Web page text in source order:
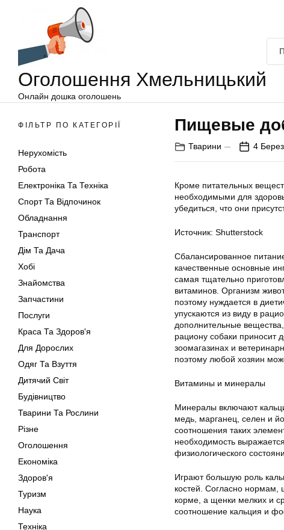
Оголошення Хмельницький
Онлайн дошка оголошень
ФІЛЬТР ПО КАТЕГОРІЇ
Нерухомість
Робота
Електроніка Та Техніка
Спорт Та Відпочинок
Обладнання
Транспорт
Дім Та Дача
Хобі
Знайомства
Запчастини
Послуги
Краса Та Здоров'я
Для Дорослих
Одяг Та Взуття
Дитячий Світ
Будівництво
Тварини Та Рослини
Різне
Оголошення
Економіка
Здоров'я
Туризм
Наука
Техніка
Пищевые
Тварини 4
Кроме питательных
необходимыми для
убедиться, что они
Источник: Shutterstock
Сбалансированное
качественные основные
самая тщательно
витаминов. Организм
поэтому нуждается в
упускаются из виду в
дополнительные
рациону собаки приносит
зоомагазинах и
поэтому любой хозяин
Витамины и минералы
Минералы включают
медь, марганец, селен и
соотношения таких
необходимость
физиологического
Играют большую роль
костей. Согласно нормам,
корме, а щенки мелких и
соотношение кальция и